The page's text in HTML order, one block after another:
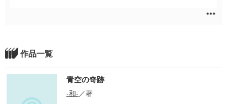
作品一覧
青空の奇跡
-和- ／著